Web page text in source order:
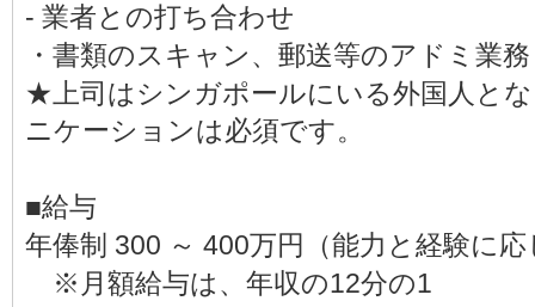
- 業者との打ち合わせ
・書類のスキャン、郵送等のアドミ業
★上司はシンガポールにいる外国人と
ニケーションは必須です。
■給与
年俸制 300 ～ 400万円（能力と経験に
※月額給与は、年収の12分の1